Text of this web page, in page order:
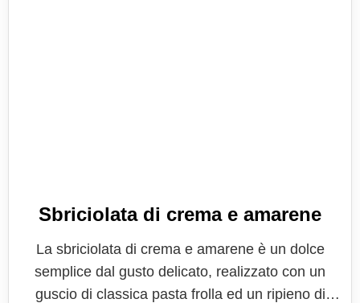
Sbriciolata di crema e amarene
La sbriciolata di crema e amarene è un dolce
semplice dal gusto delicato, realizzato con un
guscio di classica pasta frolla ed un ripieno di